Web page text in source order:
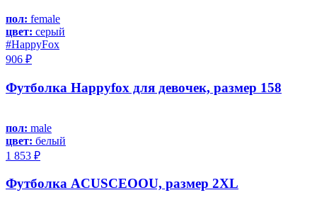
пол: female
цвет: серый
#HappyFox
906 ₽
Футболка Happyfox для девочек, размер 158
пол: male
цвет: белый
1 853 ₽
Футболка ACUSCEOOU, размер 2XL